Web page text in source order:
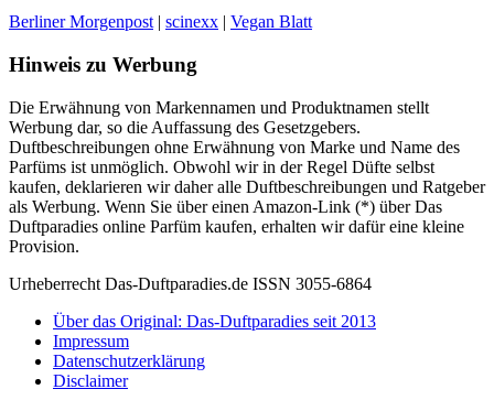
Berliner Morgenpost | scinexx | Vegan Blatt
Hinweis zu Werbung
Die Erwähnung von Markennamen und Produktnamen stellt
Werbung dar, so die Auffassung des Gesetzgebers.
Duftbeschreibungen ohne Erwähnung von Marke und Name des
Parfüms ist unmöglich. Obwohl wir in der Regel Düfte selbst
kaufen, deklarieren wir daher alle Duftbeschreibungen und Ratgeber
als Werbung. Wenn Sie über einen Amazon-Link (*) über Das
Duftparadies online Parfüm kaufen, erhalten wir dafür eine kleine
Provision.
Urheberrecht Das-Duftparadies.de ISSN 3055-6864
Über das Original: Das-Duftparadies seit 2013
Impressum
Datenschutzerklärung
Disclaimer